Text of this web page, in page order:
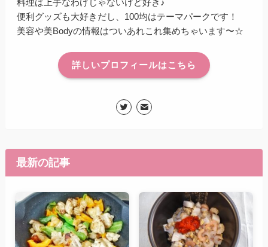
便利グッズも大好きだし、100均はテーマパークです！
美容や美Bodyの情報はついあれこれ集めちゃいます〜☆
詳しいプロフィールはこちら
最新の記事